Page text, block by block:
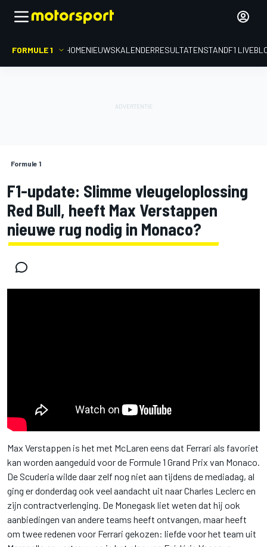
FORMULE 1 HOMENIEUWSKALENDERRESULTATENSTANDF1
Formule 1
F1-update: Slimme vleugeloplossing
Red Bull, heeft Max Verstappen
nieuwe rug nodig in Monaco?
Max Verstappen is het met McLaren eens dat Ferrari als favoriet
kan worden aangeduid voor de Formule 1 Grand Prix van Monaco.
De Scuderia wilde daar zelf nog niet aan tijdens de mediadag, al
ging er donderdag ook veel aandacht uit naar Charles Leclerc en
zijn contractverlenging. De Monegask liet weten dat hij ook
aanbiedingen van andere teams heeft ontvangen, maar heeft
om twee redenen voor Ferrari gekozen: liefde voor het team uit